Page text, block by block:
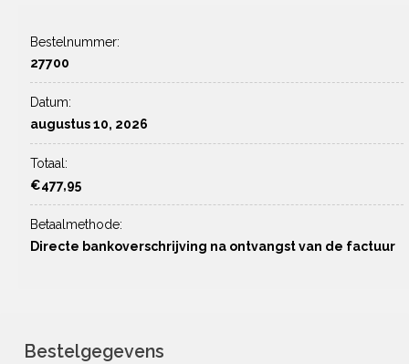
Bestelnummer:
27700
Datum:
augustus 10, 2026
Totaal:
€477,95
Betaalmethode:
Directe bankoverschrijving na ontvangst van de factuur
Bestelgegevens